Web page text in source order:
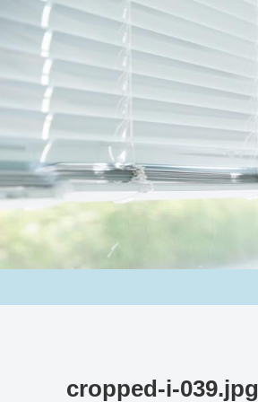
cropped-i-039.jpg